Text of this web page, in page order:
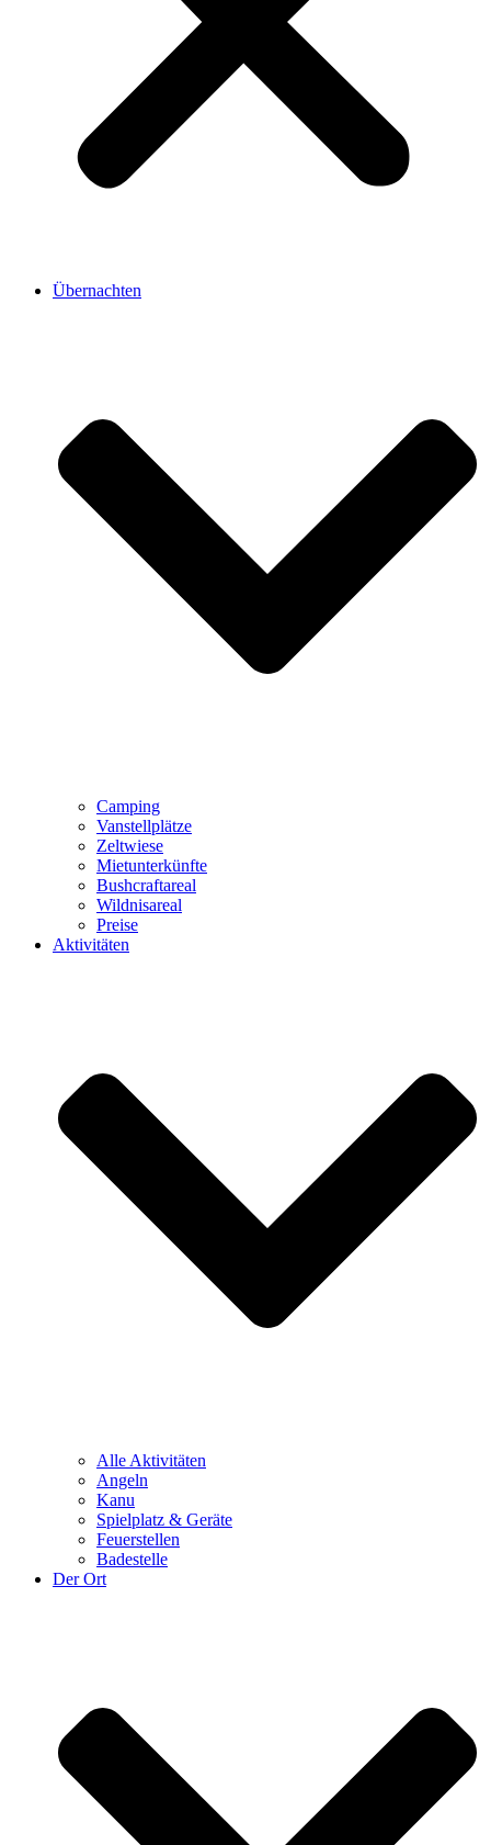
Übernachten
Camping
Vanstellplätze
Zeltwiese
Mietunterkünfte
Bushcraftareal
Wildnisareal
Preise
Aktivitäten
Alle Aktivitäten
Angeln
Kanu
Spielplatz & Geräte
Feuerstellen
Badestelle
Der Ort